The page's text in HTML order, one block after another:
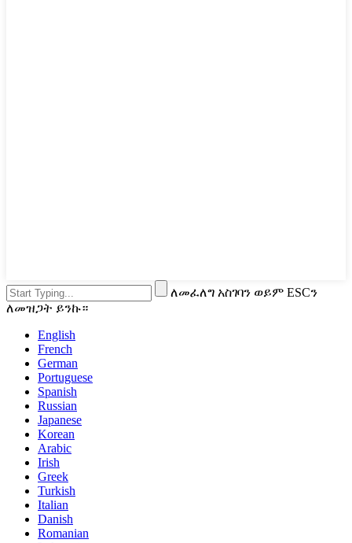
ለመፈለግ አስገባን ወይም ESCን
ለመዝጋት ይንኩ።
English
French
German
Portuguese
Spanish
Russian
Japanese
Korean
Arabic
Irish
Greek
Turkish
Italian
Danish
Romanian